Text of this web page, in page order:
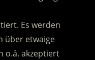
Es werden
über etwaige
o.ä. akzeptiert